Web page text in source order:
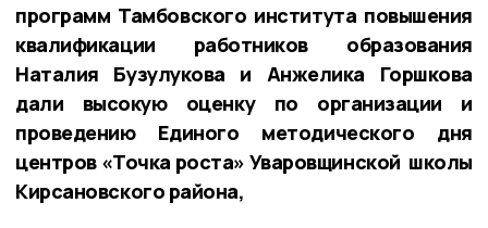
программ Тамбовского института повышения
квалификации работников образования
Наталия Бузулукова и Анжелика Горшкова
дали высокую оценку по организации и
проведению Единого методического дня
центров «Точка роста» Уваровщинской школы
Кирсановского района,